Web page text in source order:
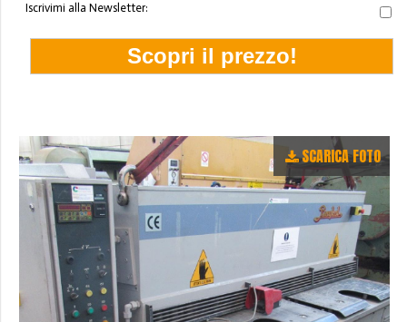
Iscrivimi alla Newsletter:
SCARICA FOTO